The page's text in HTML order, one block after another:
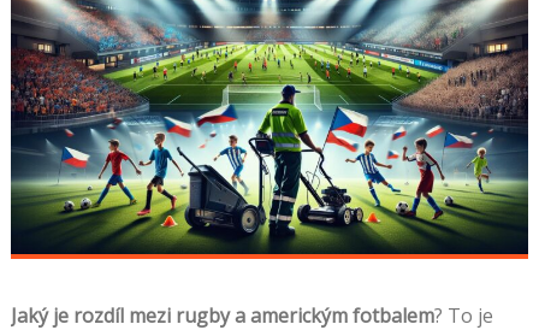
Jaký je rozdíl mezi rugby a americkým fotbalem? To je